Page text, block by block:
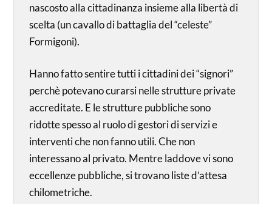
nascosto alla cittadinanza insieme alla libertà di
scelta (un cavallo di battaglia del “celeste”
Formigoni).
Hanno fatto sentire tutti i cittadini dei “signori”
perchè potevano curarsi nelle strutture private
accreditate. E le strutture pubbliche sono
ridotte spesso al ruolo di gestori di servizi e
interventi che non fanno utili. Che non
interessano al privato. Mentre laddove vi sono
eccellenze pubbliche, si trovano liste d’attesa
chilometriche.